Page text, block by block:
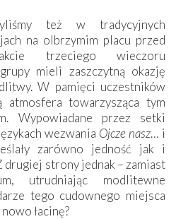
też w tradycyjnych
na olbrzymim placu przed
trzeciego wieczoru
mieli zaszczytną okazję
W pamięci uczestników
atmosfera towarzysząca tym
Wypowiadane przez setki
wezwania Ojcze nasz… i
zarówno jedność jak i
drugiej strony jednak – zamiast
utrudniając modlitewne
tego cudownego miejsca
łacinę?